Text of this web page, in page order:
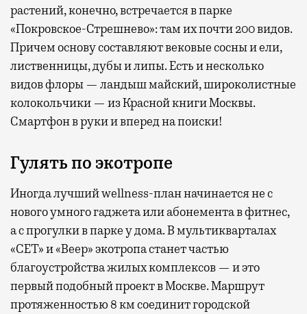
растений, конечно, встречается в парке
«Покровское-Стрешнево»: там ихпочти 200 видов.
Причем основу составляют вековые сосны и ели,
лиственницы, дубы и липы. Есть и несколько
видов флоры — ландыш майский, широколистные
колокольчики — из Красной книги Москвы.
Смартфон в руки и вперед на поиски!
Гулять по экотропе
Иногда лучший wellness-план начинается не с
нового умного гаджета или абонемента в фитнес,
а с прогулки в парке у дома. В мультикварталах
«СЕТ» и «Веер» экотропа станет частью
благоустройства жилых комплексов — и это
первый подобный проект в Москве. Маршрут
протяженностью 8 км соединит городской